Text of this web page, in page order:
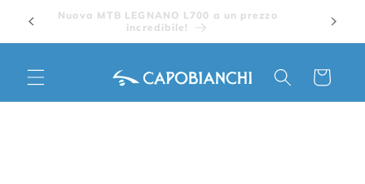
direttamenteNuova MTB LEGNANO L700 a un prezzo
incredibile!
Carrello